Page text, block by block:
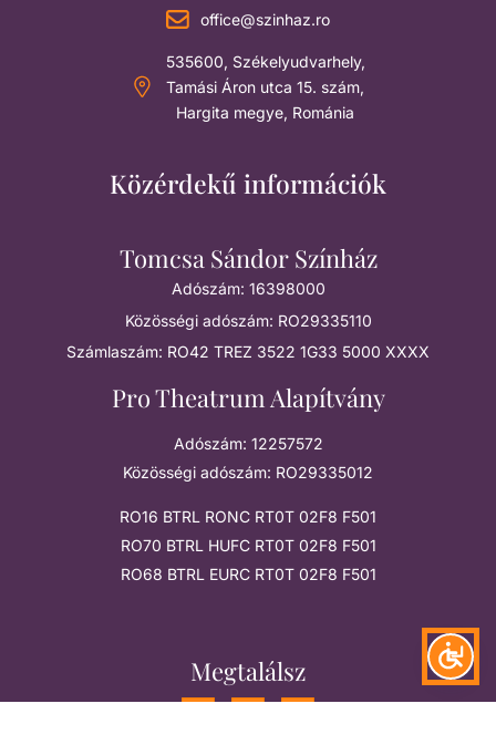
office@szinhaz.ro
535600, Székelyudvarhely,
Tamási Áron utca 15. szám,
Hargita megye, Románia
Közérdekű információk
Tomcsa Sándor Színház
Adószám: 16398000
Közösségi adószám: RO29335110
Számlaszám: RO42 TREZ 3522 1G33 5000 XXXX
Pro Theatrum Alapítvány
Adószám: 12257572
Közösségi adószám: RO29335012
RO16 BTRL RONC RT0T 02F8 F501
RO70 BTRL HUFC RT0T 02F8 F501
RO68 BTRL EURC RT0T 02F8 F501
Megtalálsz